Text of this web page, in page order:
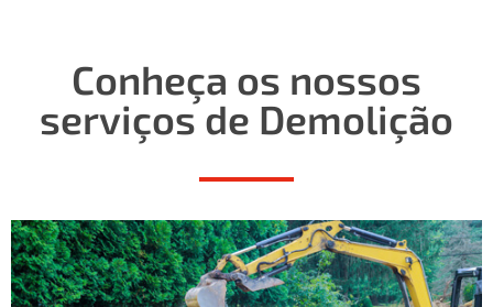
Conheça os nossos
serviços de Demolição